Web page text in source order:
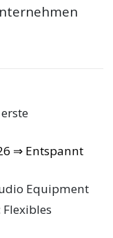
⇒ Entspannt
Equipment
Flexibles